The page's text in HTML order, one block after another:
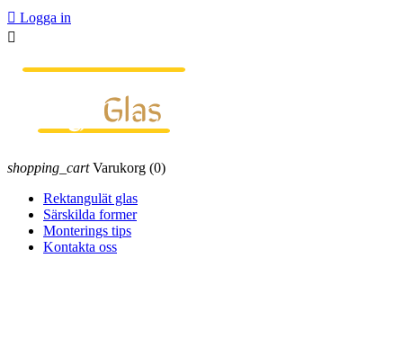
 Logga in

shopping_cart Varukorg (0)
Rektangulät glas
Särskilda former
Monterings tips
Kontakta oss